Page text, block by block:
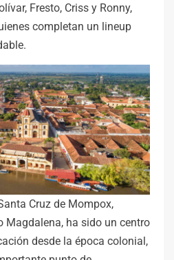
Fresto, Criss y Ronny,
completan un lineup
Cruz de Mompox,
Magdalena, ha sido un centro
desde la época colonial,